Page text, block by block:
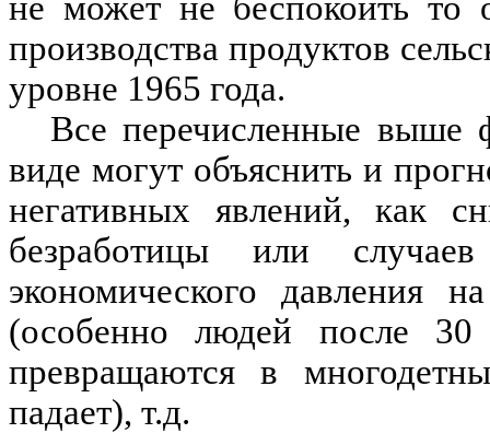
производства продуктов
уровне 1965 года.
Все перечисленные выше
виде могут объяснить и
негативных явлений, как
безработицы или
экономического давления
(особенно людей после
превращаются в
падает), т.д.